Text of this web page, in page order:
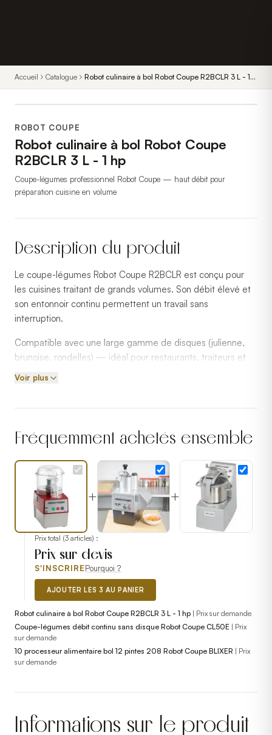
Accueil Catalogue
Robot culinaire à bol Robot Coupe R2BCLR 3 L - 1
hp
ROBOT COUPE
Robot culinaire à bol Robot Coupe
R2BCLR 3 L - 1 hp
Coupe-légumes professionnel Robot Coupe — haut débit pour
préparation cuisine en volume
Description du produit
Le coupe-légumes Robot Coupe R2BCLR est conçu pour
les cuisines traitant de grands volumes. Son débit élevé et
son entonnoir continu permettent un travail sans
interruption.
Compatible avec une large gamme de disques (julienne,
brunoise, rondelles) — idéal pour restaurants, traiteurs et
collectivités.
de préparation culinaire professionnelle.
Voir plus
Fréquemment achetés ensemble
+ +
Prix total (3 articles) :
Prix sur devis
S'INSCRIREPourquoi ?
AJOUTER LES 3 AU PANIER
Robot culinaire à bol Robot Coupe R2BCLR 3 L - 1 hp | Prix sur demande
Coupe-légumes débit continu sans disque Robot Coupe CL50E | Prix
sur demande
10 processeur alimentaire bol 12 pintes 208 Robot Coupe BLIXER | Prix
sur demande
Informations sur le produit